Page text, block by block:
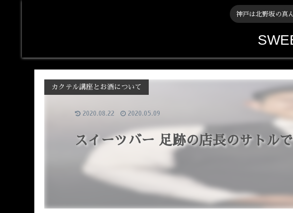
神戸は北野坂の真
スイーツバー 足跡の店長のサトルで
カクテル講座とお酒について
2020.08.22 2020.05.09